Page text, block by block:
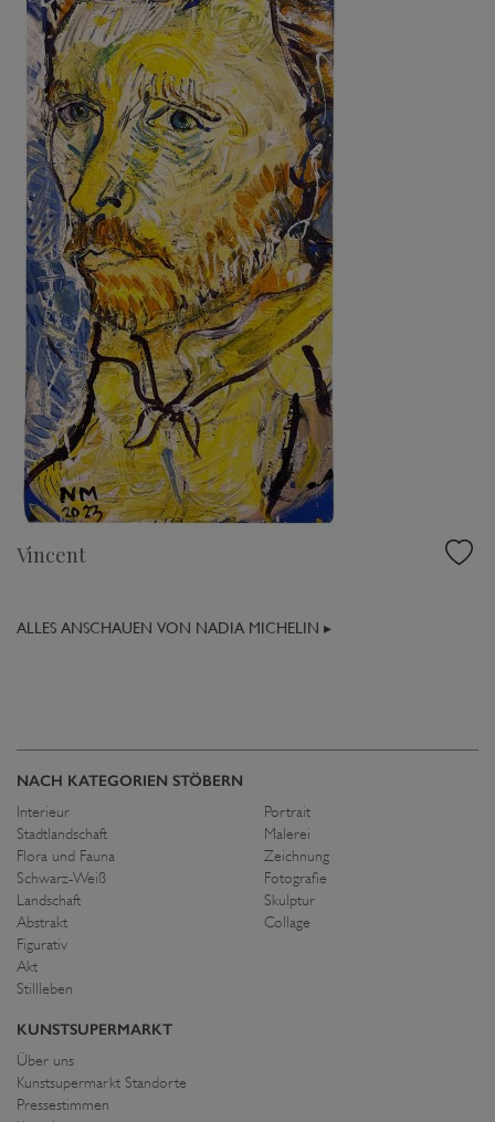
Vincent
ALLES ANSCHAUEN VON NADIA MICHELIN ▸
NACH KATEGORIEN STÖBERN
Interieur
Stadtlandschaft
Flora und Fauna
Schwarz-Weiß
Landschaft
Abstrakt
Figurativ
Akt
Stillleben
Portrait
Malerei
Zeichnung
Fotografie
Skulptur
Collage
KUNSTSUPERMARKT
Über uns
Kunstsupermarkt Standorte
Pressestimmen